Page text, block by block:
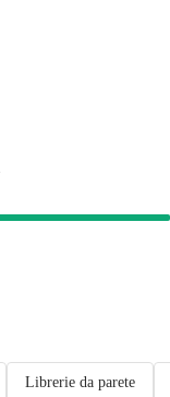
Librerie da parete